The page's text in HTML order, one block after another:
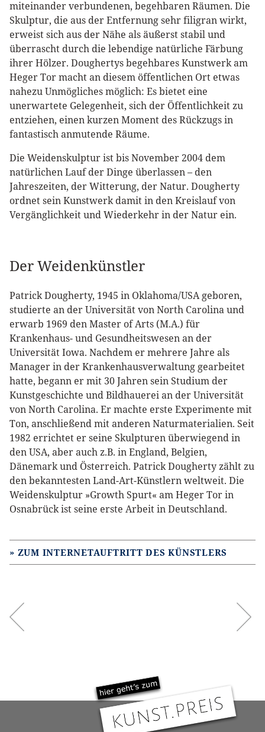
miteinander verbundenen, begehbaren Räumen. Die
Skulptur, die aus der Entfernung sehr filigran wirkt,
erweist sich aus der Nähe als äußerst stabil und
überrascht durch die lebendige natürliche Färbung
ihrer Hölzer. Doughertys begehbares Kunstwerk am
Heger Tor macht an diesem öffentlichen Ort etwas
nahezu Unmögliches möglich: Es bietet eine
unerwartete Gelegenheit, sich der Öffentlichkeit zu
entziehen, einen kurzen Moment des Rückzugs in
fantastisch anmutende Räume.
Die Weidenskulptur ist bis November 2004 dem
natürlichen Lauf der Dinge überlassen – den
Jahreszeiten, der Witterung, der Natur. Dougherty
ordnet sein Kunstwerk damit in den Kreislauf von
Vergänglichkeit und Wiederkehr in der Natur ein.
Der Weidenkünstler
Patrick Dougherty, 1945 in Oklahoma/USA geboren,
studierte an der Universität von North Carolina und
erwarb 1969 den Master of Arts (M.A.) für
Krankenhaus- und Gesundheitswesen an der
Universität Iowa. Nachdem er mehrere Jahre als
Manager in der Krankenhausverwaltung gearbeitet
hatte, begann er mit 30 Jahren sein Studium der
Kunstgeschichte und Bildhauerei an der Universität
von North Carolina. Er machte erste Experimente mit
Ton, anschließend mit anderen Naturmaterialien. Seit
1982 errichtet er seine Skulpturen überwiegend in
den USA, aber auch z.B. in England, Belgien,
Dänemark und Österreich. Patrick Dougherty zählt zu
den bekanntesten Land-Art-Künstlern weltweit. Die
Weidenskulptur »Growth Spurt« am Heger Tor in
Osnabrück ist seine erste Arbeit in Deutschland.
ZUM INTERNETAUFTRITT DES KÜNSTLERS